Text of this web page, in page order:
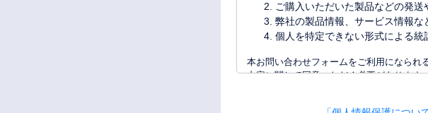
ご購入いただいた製品などの発
弊社の製品情報、サービス情報な
個人を特定できない形式による統
本お問い合わせフォームをご利用になられ
内容に関して同意いただく必要があります